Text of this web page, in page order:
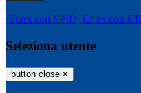
-
Entra con SPID Entra con
Seleziona utente
button close ×